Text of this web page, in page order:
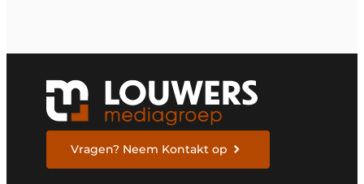
Vragen? Neem Kontakt op